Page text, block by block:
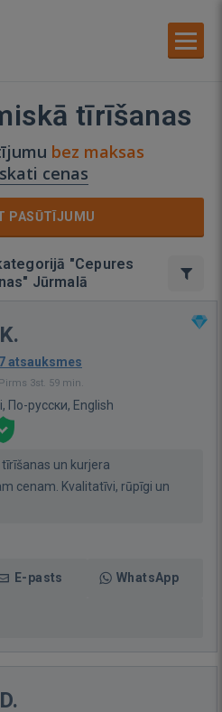
tīrīšanas
bez maksas
cenas
PASŪTĪJUMU
"Cepures
Jūrmalā
7 atsauksmes
3st. 59 min.
По-русски, English
un kurjera
cenam. Kvalitatīvi, rūpīgi un
E-pasts WhatsApp